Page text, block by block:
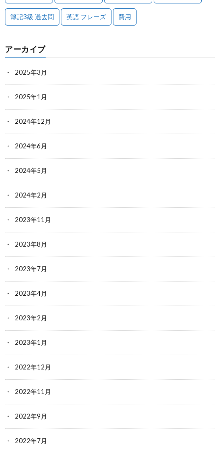
簿記3級 過去問 英語 フレーズ 費用
アーカイブ
2025年3月
2025年1月
2024年12月
2024年6月
2024年5月
2024年2月
2023年11月
2023年8月
2023年7月
2023年4月
2023年2月
2023年1月
2022年12月
2022年11月
2022年9月
2022年7月